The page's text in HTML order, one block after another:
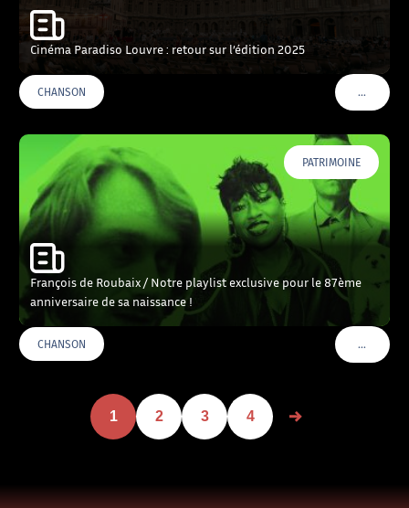
Cinéma Paradiso Louvre : retour sur l’édition 2025
CHANSON …VOIR
PATRIMOINE
François de Roubaix / Notre playlist exclusive pour le 87ème
anniversaire de sa naissance !
CHANSON …VOIR
1 2 3 4